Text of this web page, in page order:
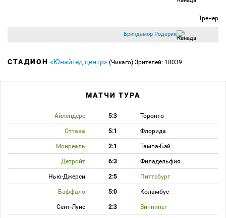
Тренер
Бриндамор Родерик
СТАДИОН «Юнайтед-центр» (Чикаго) Зрителей: 18039
МАТЧИ ТУРА
Айлендерс 5:3 Торонто
Оттава 5:1 Флорида
Монреаль 2:1 Тампа-Бэй
Детройт 6:3 Филадельфия
Нью-Джерси 2:5 Питтсбург
Баффало 5:0 Коламбус
Сент-Луис 2:3 Виннипег